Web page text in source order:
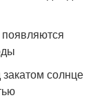
солнце